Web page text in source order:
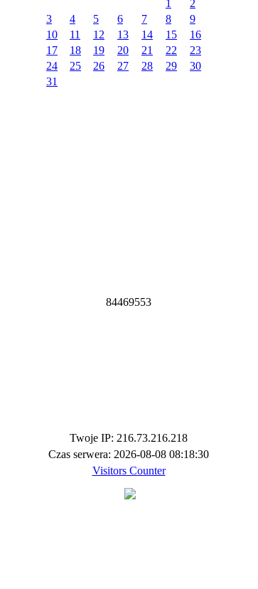
1
2
3
4 5 6 7 8
9
10
11 12 13 14 15
16
17
18 19 20 21 22
23
24
25 26 27 28 29
30
31
84469553
Twoje IP: 216.73.216.218
Czas serwera: 2026-08-08 08:18:30
Visitors Counter